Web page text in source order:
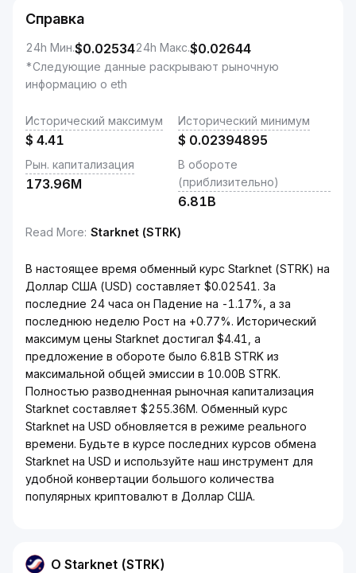
Справка
24h Мин.$0.0253424h Макс.$0.02644
*Следующие данные раскрывают рыночную
информацию о eth
Исторический максимум
$ 4.41
Исторический минимум
$ 0.02394895
Рын. капитализация
173.96M
В обороте
(приблизительно)
6.81B
Read More: Starknet (STRK)
В настоящее время обменный курс Starknet (STRK) на
Доллар США (USD) составляет $0.02541. За
последние 24 часа он Падение на -1.17%, а за
последнюю неделю Рост на +0.77%. Исторический
максимум цены Starknet достигал $4.41, а
предложение в обороте было 6.81B STRK из
максимальной общей эмиссии в 10.00B STRK.
Полностью разводненная рыночная капитализация
Starknet составляет $255.36M. Обменный курс
Starknet на USD обновляется в режиме реального
времени. Будьте в курсе последних курсов обмена
Starknet на USD и используйте наш инструмент для
удобной конвертации большого количества
популярных криптовалют в Доллар США.
О Starknet (STRK)